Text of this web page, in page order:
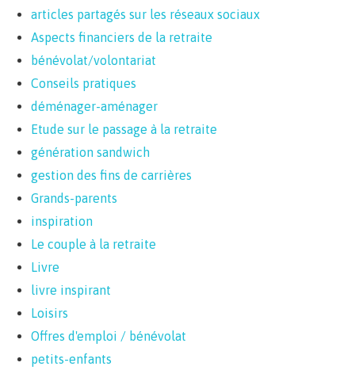
articles partagés sur les réseaux sociaux
Aspects financiers de la retraite
bénévolat/volontariat
Conseils pratiques
déménager-aménager
Etude sur le passage à la retraite
génération sandwich
gestion des fins de carrières
Grands-parents
inspiration
Le couple à la retraite
Livre
livre inspirant
Loisirs
Offres d'emploi / bénévolat
petits-enfants